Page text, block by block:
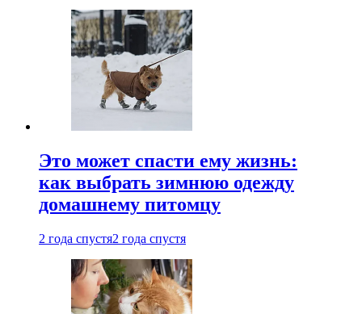
Это может спасти ему жизнь:
как выбрать зимнюю одежду
домашнему питомцу
2 года спустя2 года спустя